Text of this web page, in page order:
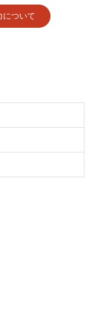
について